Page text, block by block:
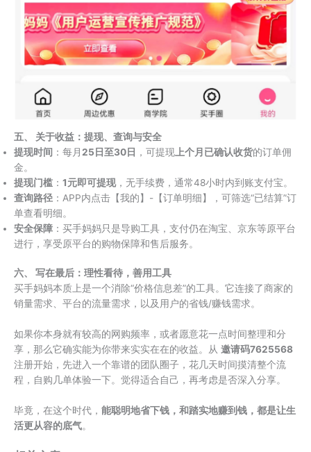
五、 关于收益：提现、查询与安全
提现时间 ：每月 25日至30日 ，可提现 上个月已确认收货的订单佣
金。
提现门槛 ： 1元即可提现，无手续费，通常48小时内到账支付宝。
查询路径 ：APP内点击【我的】-【订单明细】，可筛选“已结算”订
单查看明细。
安全保障 ：买手妈妈只是导购工具，支付仍在淘宝、京东等原平台
进行，享受原平台的购物保障和售后服务。
六、 写在最后：理性看待，善用工具
买手妈妈本质上是一个消除“价格信息差”的工具。它连接了商家的
销量需求、平台的流量需求，以及用户的省钱/赚钱需求。
如果你本身就有较高的网购频率，或者愿意花一点时间整理和分
享，那么它确实能为你带来实实在在的收益。从 邀请码7625568
注册开始，先进入一个靠谱的团队圈子，花几天时间摸清整个流
程，自购几单体验一下。觉得适合自己，再考虑是否深入分享。
毕竟，在这个时代， 能聪明地省下钱，和踏实地赚到钱，都是让生
活更从容的底气。